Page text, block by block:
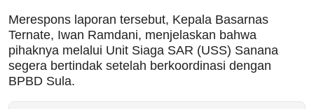
Merespons laporan tersebut, Kepala Basarnas
Ternate, Iwan Ramdani, menjelaskan bahwa
pihaknya melalui Unit Siaga SAR (USS) Sanana
segera bertindak setelah berkoordinasi dengan
BPBD Sula.